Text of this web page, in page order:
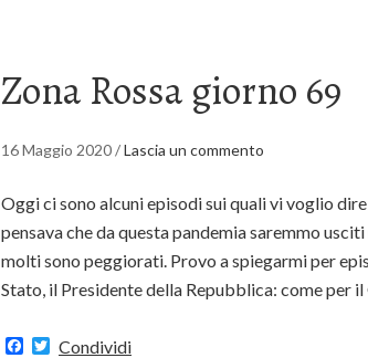
Zona Rossa giorno 69
16 Maggio 2020/Lascia un commento
Oggi ci sono alcuni episodi sui quali vi voglio
pensava che da questa pandemia saremmo
molti sono peggiorati. Provo a spiegarmi per
Stato, il Presidente della Repubblica: come per
Facebook
Twitter
Condividi